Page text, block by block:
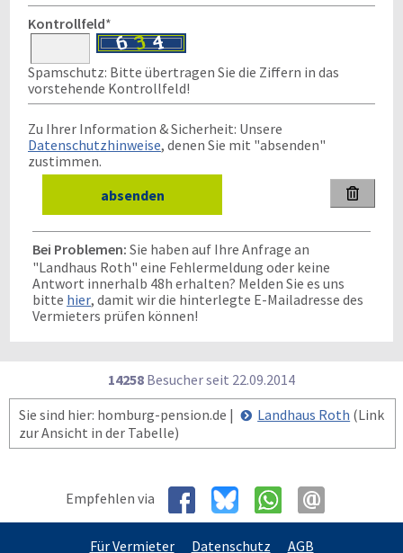
Kontrollfeld*
Spamschutz: Bitte übertragen Sie die Ziffern in das
vorstehende Kontrollfeld!
Zu Ihrer Information & Sicherheit: Unsere
Datenschutzhinweise, denen Sie mit "absenden"
zustimmen.

Bei Problemen: Sie haben auf Ihre Anfrage an
"Landhaus Roth" eine Fehlermeldung oder keine
Antwort innerhalb 48h erhalten? Melden Sie es uns
bitte hier, damit wir die hinterlegte E-Mailadresse des
Vermieters prüfen können!
14258 Besucher seit 22.09.2014
Sie sind hier: homburg-pension.de |
Landhaus Roth (Link
zur Ansicht in der Tabelle)
Empfehlen via
Für Vermieter Datenschutz AGB